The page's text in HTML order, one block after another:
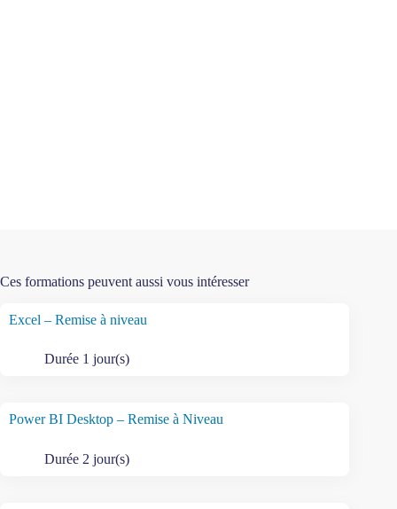
Ces formations peuvent aussi vous intéresser
Excel – Remise à niveau
Durée 1 jour(s)
Power BI Desktop – Remise à Niveau
Durée 2 jour(s)